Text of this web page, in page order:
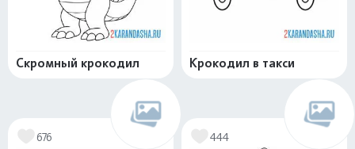
Скромный крокодил Крокодил в такси
676 444